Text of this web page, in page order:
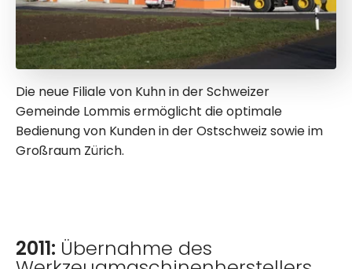
Die neue Filiale von Kuhn in der Schweizer
Gemeinde Lommis ermöglicht die optimale
Bedienung von Kunden in der Ostschweiz sowie im
Großraum Zürich.
2011: Übernahme des